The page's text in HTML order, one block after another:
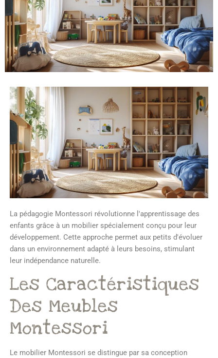
La pédagogie Montessori révolutionne l'apprentissage des
enfants grâce à un mobilier spécialement conçu pour leur
développement. Cette approche permet aux petits d'évoluer
dans un environnement adapté à leurs besoins, stimulant
leur indépendance naturelle.
Les Caractéristiques
Des Meubles
Montessori
Le mobilier Montessori se distingue par sa conception